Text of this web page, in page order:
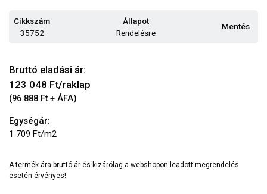
Cikkszám
35752
Állapot
Rendelésre
Mentés
Bruttó eladási ár:
123 048 Ft/raklap
(96 888 Ft + ÁFA)
Egységár:
1 709 Ft/m2
A termék ára bruttó ár és kizárólag a webshopon leadott megrendelés
esetén érvényes!